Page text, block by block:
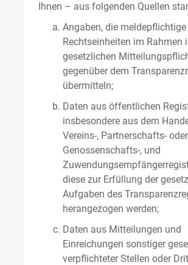
Ihnen – aus folgenden Quellen
Angaben, die meldepflichtige
Rechtseinheiten im Rahmen
gesetzlichen
gegenüber dem
übermitteln;
Daten aus öffentlichen
insbesondere aus dem
Vereins-, Partnerschafts- oder
Genossenschafts-, und
diese zur Erfüllung der
Aufgaben des
herangezogen werden;
Daten aus Mitteilungen und
Einreichungen sonstiger
verpflichteter Stellen oder